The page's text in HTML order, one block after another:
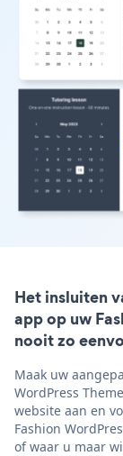
Het insluiten
app op uw
nooit zo
Maak uw
WordPress
website aan en
Fashion
of waar u maar